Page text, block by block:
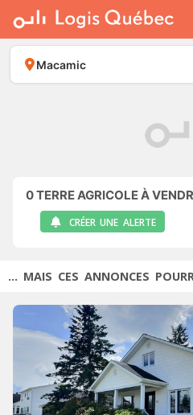
À LOUER
À VENDRE
PLACER UNE ANNONCE
Macamic
0TERRE AGRICOLE À
CRÉER UNE ALERTE
... MAIS CES ANNONCES